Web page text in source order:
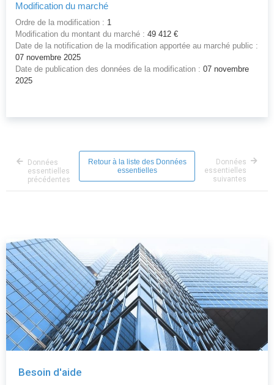
Modification du marché
Ordre de la modification : 1
Modification du montant du marché : 49 412 €
Date de la notification de la modification apportée au marché public :
07 novembre 2025
Date de publication des données de la modification : 07 novembre
2025
Données
essentielles
précédentes
Retour à la liste des Données
essentielles
Données
essentielles
suivantes
Besoin d'aide